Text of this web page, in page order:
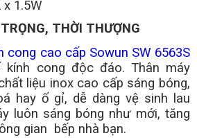
1.5W
THỜI THƯỢNG
cong cao cấp Sowun SW 6563S
cong độc đáo. Thân máy
liệu inox cao cấp sáng bóng,
hay ố gỉ, dễ dàng vệ sinh lau
luôn sáng bóng như mới, tăng
gian bếp nhà bạn.